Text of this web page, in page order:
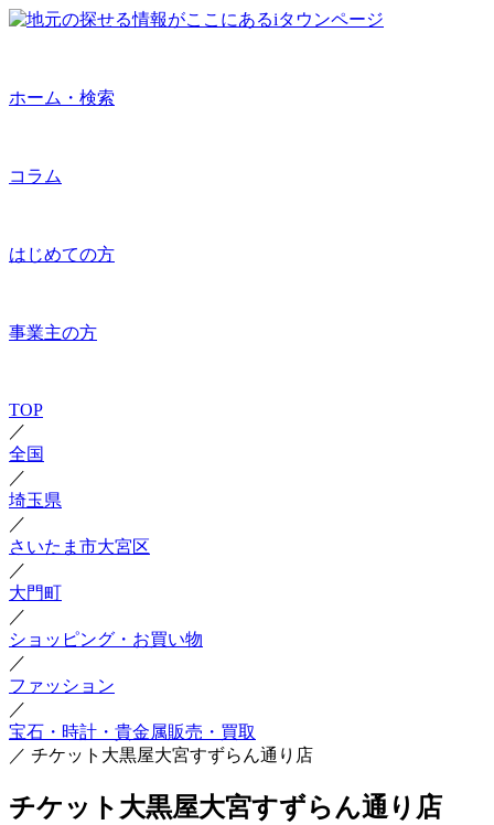
ホーム・検索
コラム
はじめての方
事業主の方
TOP
／
全国
／
埼玉県
／
さいたま市大宮区
／
大門町
／
ショッピング・お買い物
／
ファッション
／
宝石・時計・貴金属販売・買取
／ チケット大黒屋大宮すずらん通り店
チケット大黒屋大宮すずらん通り店